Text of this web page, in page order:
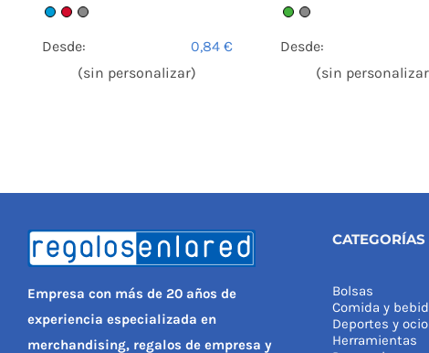
Desde: 0,84 €
(sin personalizar)
Desde:
(sin
Empresa con más de 20 años de
experiencia especializada en
merchandising, regalos de empresa y
CATEGORÍAS
Bolsas
Comida y
Deportes y ocio
Herramientas